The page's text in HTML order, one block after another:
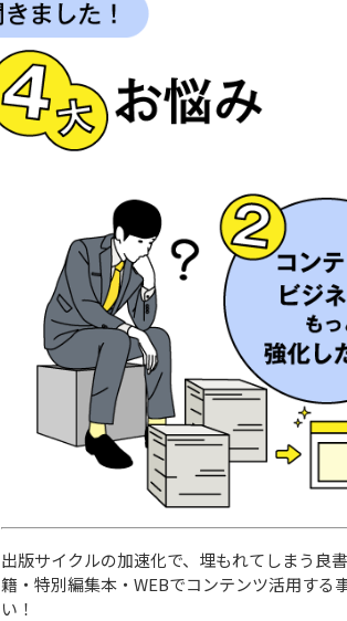
出版サイクルの加速化で、埋もれてしまう良
籍・特別編集本・WEBでコンテンツ活用する
い！